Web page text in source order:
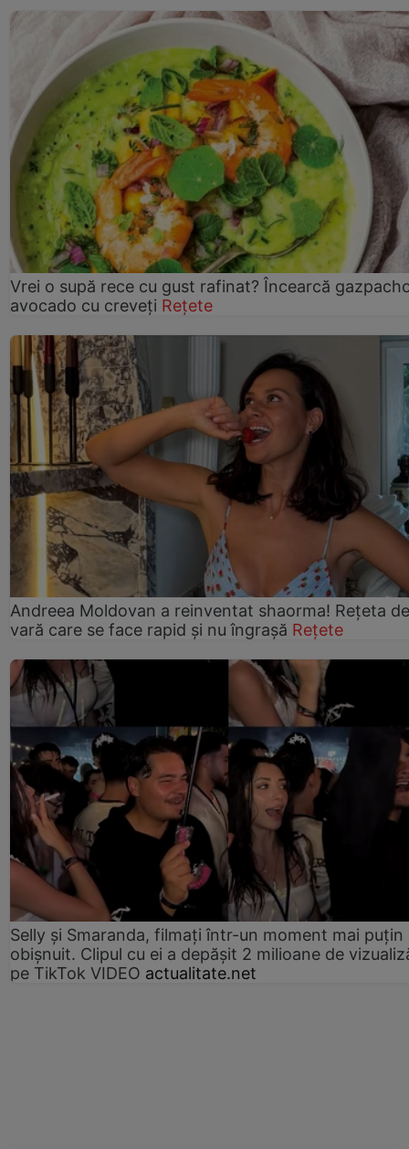
Vrei o supă rece cu gust rafinat? Încearcă
avocado cu creveți Rețete
Andreea Moldovan a reinventat shaorma! Rețeta de
vară care se face rapid și nu îngrașă Rețete
Selly și Smaranda, filmați într-un moment mai puțin
obișnuit. Clipul cu ei a depășit 2 milioane de
pe TikTok VIDEO actualitate.net